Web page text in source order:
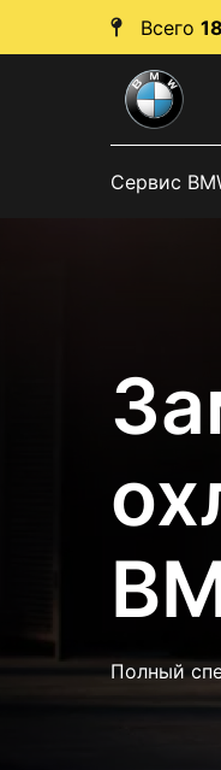
Всего 18
Сервис
Полный